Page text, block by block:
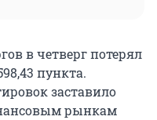
в четверг потерял
пункта.
заставило
рынкам